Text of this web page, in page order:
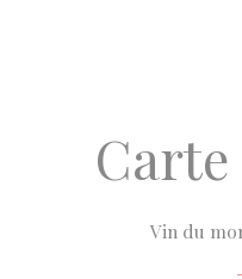
Carte
Vin du